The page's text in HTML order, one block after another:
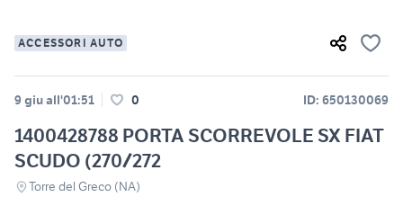
ACCESSORI AUTO
9 giu all'01:51 0 ID: 650130069
1400428788 PORTA SCORREVOLE SX FIAT
SCUDO (270/272
Torre del Greco (NA)